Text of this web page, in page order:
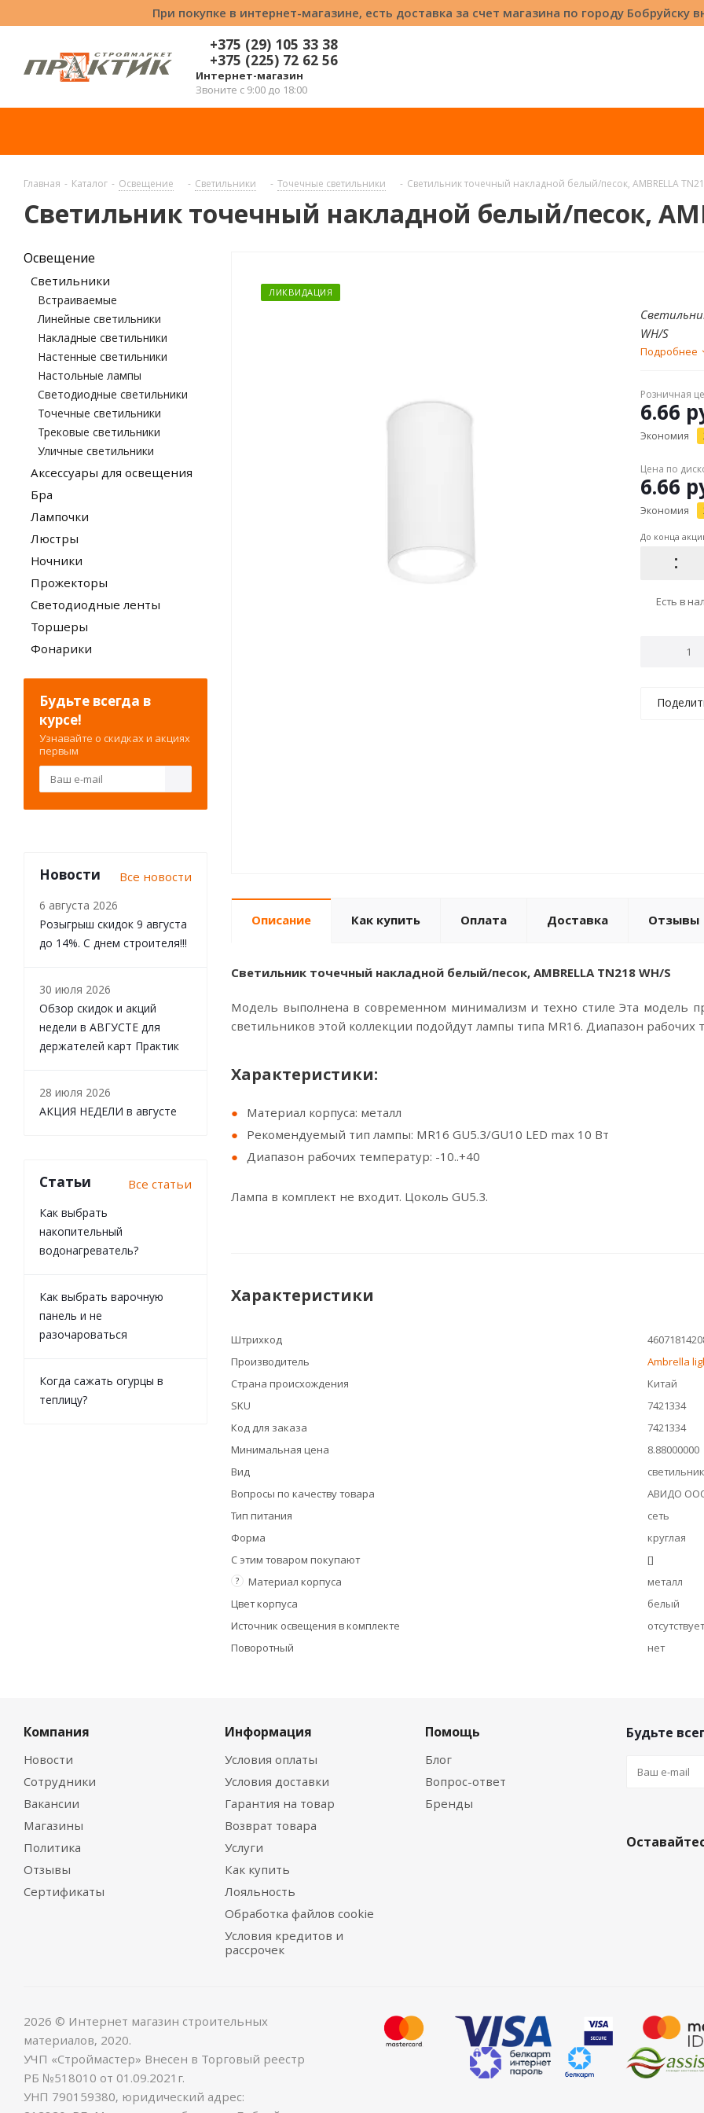
При покупке в интернет-магазине, есть доставка за счет магазина по городу Бобруйску
+375 (29) 105 33 38
+375 (225) 72 62 56
Интернет-магазин
Звоните с 9:00 до 18:00
Главная - Каталог - Освещение - Светильники - Точечные светильники - Светильник точечный накладной белый/песок, AMBRELLA
Светильник точечный накладной белый/песок,
ЛИКВИДАЦИЯ
WH/S
Подробнее
Розничная
6.66
Экономия
Цена по
6.66
Экономия
До конца
Есть в
Описание Как купить Оплата Доставка Отзывы
Светильник точечный накладной белый/песок, AMBRELLA TN218 WH/S
Модель выполнена в современном минимализм и техно стиле Эта модель
светильников этой коллекции подойдут лампы типа MR16. Диапазон рабочих
Характеристики:
Материал корпуса: металл
Рекомендуемый тип лампы: MR16 GU5.3/GU10 LED max 10 Вт
Диапазон рабочих температур: -10..+40
Лампа в комплект не входит. Цоколь GU5.3.
Характеристики
Штрихкод
Производитель
Ambrella
Страна происхождения
Китай
SKU
7421334
Код для заказа
7421334
Минимальная цена
8.88000000
Вид
Вопросы по качеству товара
АВИДО
Тип питания
сеть
Форма
круглая
С этим товаром покупают
[]
? Материал корпуса
металл
Цвет корпуса
белый
Источник освещения в комплекте
отсутствует
Поворотный
нет
Освещение
Светильники
Встраиваемые
Линейные светильники
Накладные светильники
Настенные светильники
Настольные лампы
Светодиодные светильники
Точечные светильники
Трековые светильники
Уличные светильники
Аксессуары для освещения
Бра
Лампочки
Люстры
Ночники
Прожекторы
Светодиодные ленты
Торшеры
Фонарики
Будьте всегда в
курсе!
Узнавайте о скидках и акциях
первым
Новости Все новости
6 августа 2026
Розыгрыш скидок 9 августа
до 14%. С днем строителя!!!
30 июля 2026
Обзор скидок и акций
недели в АВГУСТЕ для
держателей карт Практик
28 июля 2026
АКЦИЯ НЕДЕЛИ в августе
Статьи Все статьи
Как выбрать
накопительный
водонагреватель?
Как выбрать варочную
панель и не
разочароваться
Когда сажать огурцы в
теплицу?
Компания
Новости
Сотрудники
Вакансии
Магазины
Политика
Отзывы
Сертификаты
Информация
Условия оплаты
Условия доставки
Гарантия на товар
Возврат товара
Услуги
Как купить
Лояльность
Обработка файлов cookie
Условия кредитов и
рассрочек
Помощь
Блог
Вопрос-ответ
Бренды
Будьте
2026 © Интернет магазин строительных
материалов, 2020.
УЧП «Строймастер» Внесен в Торговый реестр
РБ №518010 от 01.09.2021г.
УНП 790159380, юридический адрес: